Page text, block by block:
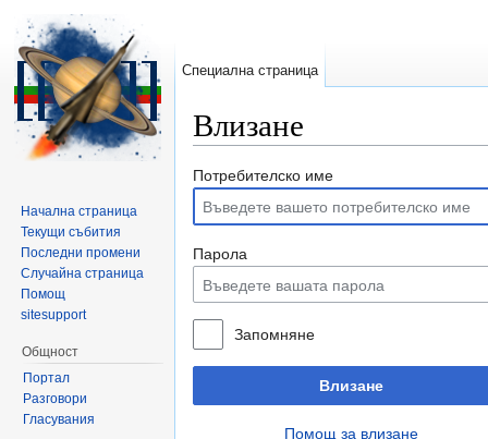
Влизане
Потребителско име
Парола
Запомняне
Влизане
Помощ за влизане
Специална страница
Начална страница
Текущи събития
Последни промени
Случайна страница
Помощ
sitesupport
Общност
Портал
Разговори
Гласувания